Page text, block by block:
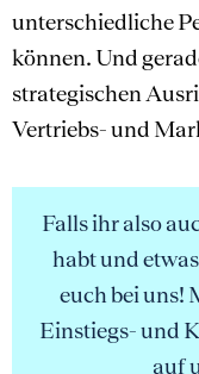
unterschiedliche
können. Und
strategischen
Vertriebs- und
Falls ihr also
habt und
euch bei uns!
Einstiegs- und
auf